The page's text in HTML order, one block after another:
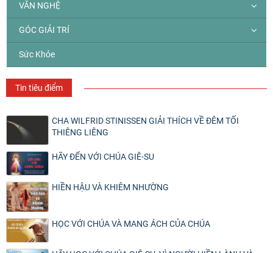
VĂN NGHỆ
GÓC GIẢI TRÍ
Sức Khỏe
Tin tiêu điểm
CHA WILFRID STINISSEN GIẢI THÍCH VỀ ĐÊM TỐI
THIÊNG LIÊNG
HÃY ĐẾN VỚI CHÚA GIÊ-SU
HIỀN HẬU VÀ KHIÊM NHƯỜNG
HỌC VỚI CHÚA VÀ MANG ÁCH CỦA CHÚA